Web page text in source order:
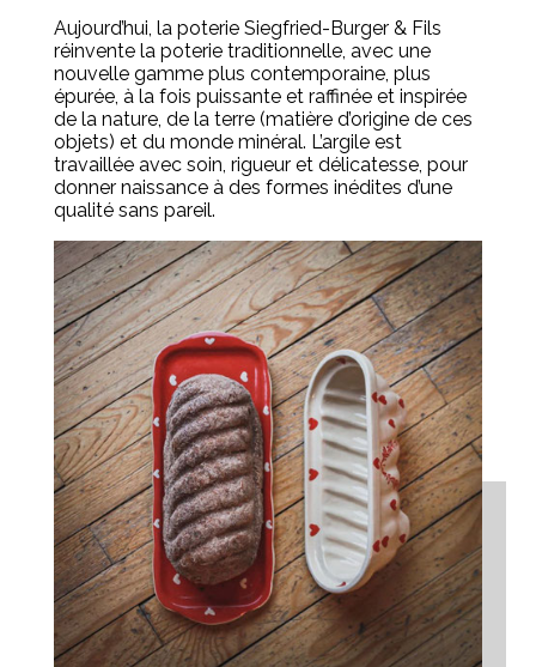
Aujourd’hui, la poterie Siegfried-Burger & Fils
réinvente la poterie traditionnelle, avec une
nouvelle gamme plus contemporaine, plus
épurée, à la fois puissante et raffinée et inspirée
de la nature, de la terre (matière d’origine de ces
objets) et du monde minéral. L’argile est
travaillée avec soin, rigueur et délicatesse, pour
donner naissance à des formes inédites d’une
qualité sans pareil.